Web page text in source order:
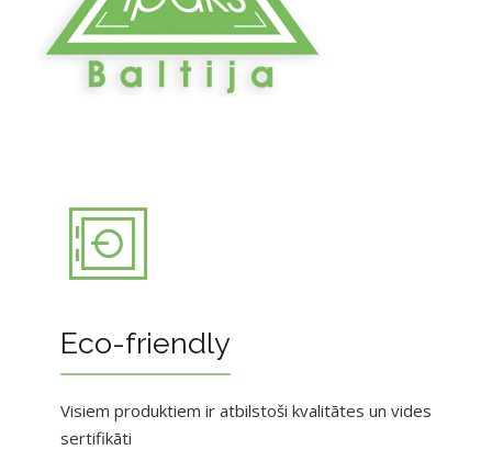
Eco-friendly
Visiem produktiem ir atbilstoši kvalitātes un vides
sertifikāti